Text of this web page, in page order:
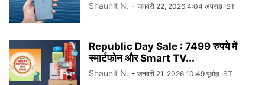
Shaunit N. - जनवरी 22, 2026 4:04 अपराह्न IST
Republic Day Sale : 7499 रुपये में
स्मार्टफोन और Smart TV...
Shaunit N. - जनवरी 21, 2026 10:49 पूर्वाह्न IST